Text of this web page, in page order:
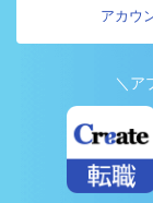
アカウ
＼ア